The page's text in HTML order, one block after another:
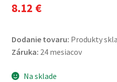
8.12 €
Dodanie tovaru: Produkty
Záruka: 24 mesiacov
Na sklade